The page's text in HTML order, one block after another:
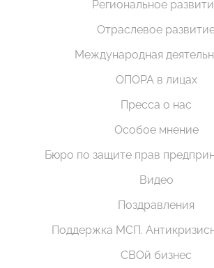
Региональное
Отраслевое
Международная
ОПОРА в лицах
Пресса о нас
Особое мнение
Бюро по защите прав
Видео
Поздравления
Поддержка МСП.
СВОй бизнес